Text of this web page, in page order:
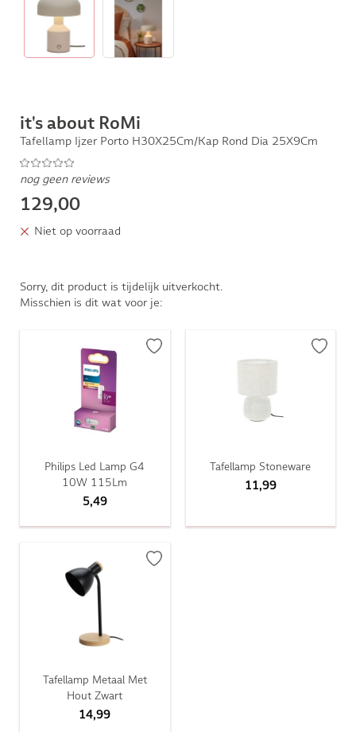
it's about RoMi
Tafellamp Ijzer Porto H30X25Cm/Kap Rond Dia 25X9Cm
nog geen reviews
129,00
Niet op voorraad
Sorry, dit product is tijdelijk uitverkocht.
Misschien is dit wat voor je:
Philips Led Lamp G4
10W 115Lm
5,49
Tafellamp Stoneware
11,99
Tafellamp Metaal Met
Hout Zwart
14,99